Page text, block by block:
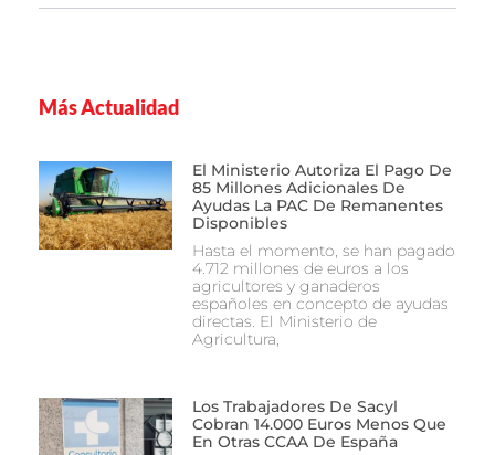
Más Actualidad
El Ministerio Autoriza El Pago De
85 Millones Adicionales De
Ayudas La PAC De Remanentes
Disponibles
Hasta el momento, se han pagado
4.712 millones de euros a los
agricultores y ganaderos
españoles en concepto de ayudas
directas. El Ministerio de
Agricultura,
Los Trabajadores De Sacyl
Cobran 14.000 Euros Menos Que
En Otras CCAA De España